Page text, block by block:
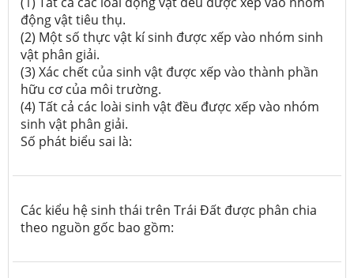
động vật tiêu thụ.
(2) Một số thực vật kí sinh được xếp vào nhóm sinh
vật phân giải.
(3) Xác chết của sinh vật được xếp vào thành phần
hữu cơ của môi trường.
(4) Tất cả các loài sinh vật đều được xếp vào nhóm
sinh vật phân giải.
Số phát biểu sai là:
Các kiểu hệ sinh thái trên Trái Đất được phân chia
theo nguồn gốc bao gồm: